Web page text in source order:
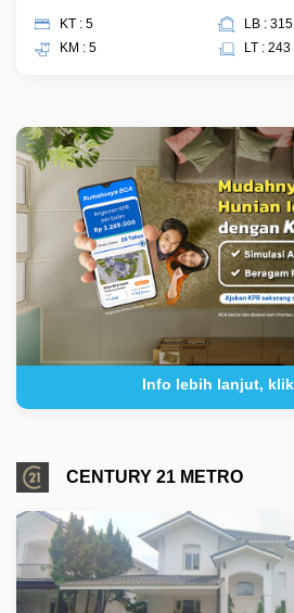
KT : 5
KM : 5
LB : 315
LT : 243
Info lebih lanjut,
CENTURY 21 METRO